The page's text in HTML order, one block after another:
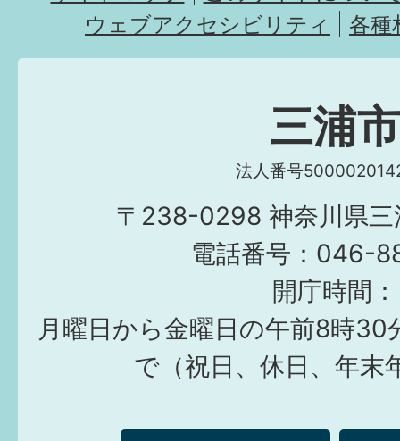
ウェブアクセシビリティ
各種
三浦市
法人番号
〒238-0298 神奈川県三
電話番号：046-
開庁時間：
月曜日から金曜日の午前8時30
で（祝日、休日、年末